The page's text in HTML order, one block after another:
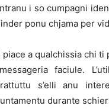
i so cumpagni
ponu chjama per
piace a qualchissia chi
faciule.
s’elli anu
durante